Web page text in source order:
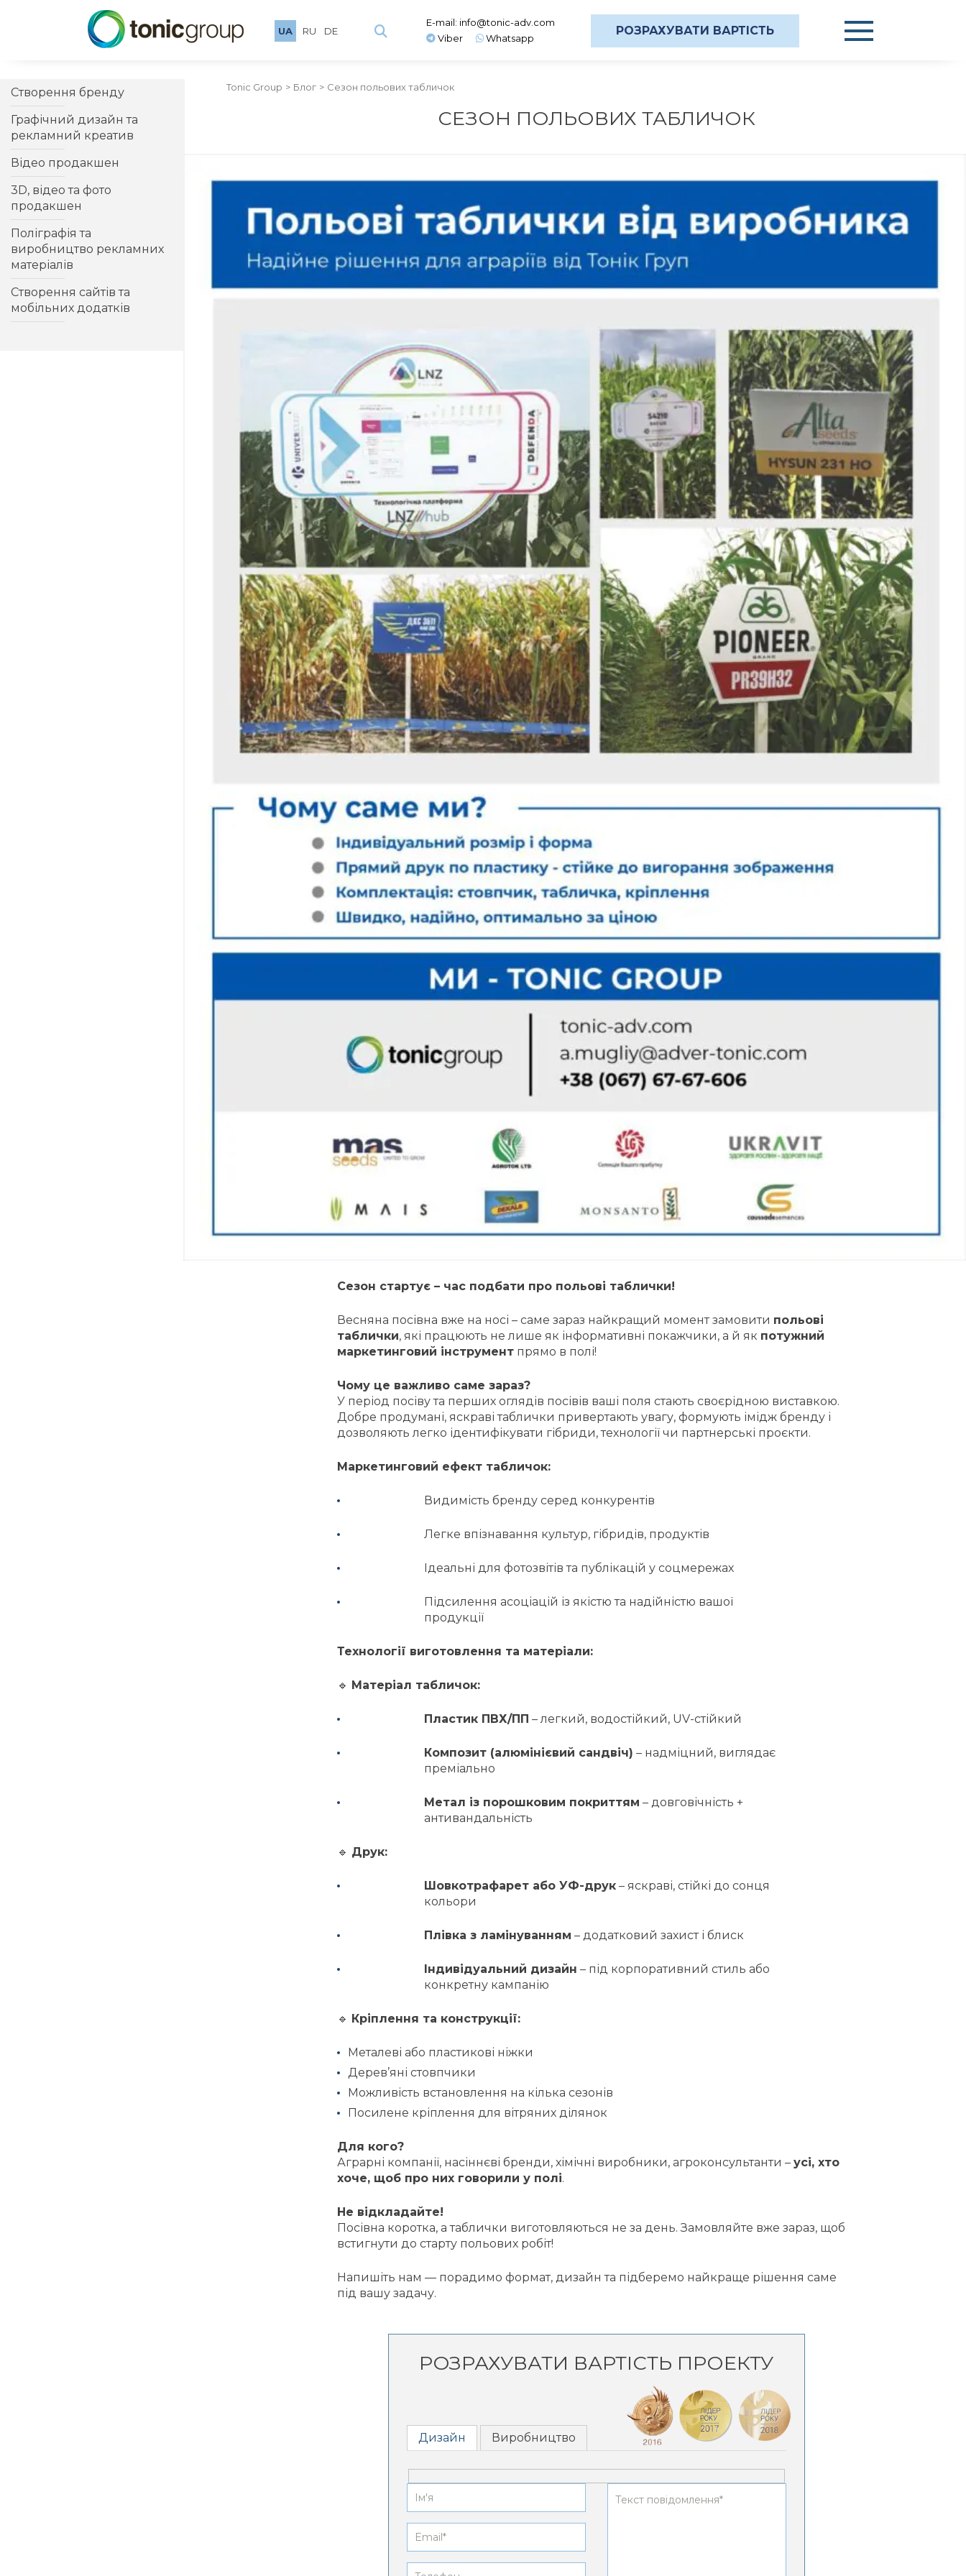
UA RU DE
E-mail: info@tonic-adv.com
Viber
Whatsapp
РОЗРАХУВАТИ ВАРТІСТЬ
Створення бренду
Графічний дизайн та
рекламний креатив
Відео продакшен
3D, відео та фото
продакшен
Поліграфія та
виробництво рекламних
матеріалів
Створення сайтів та
мобільних додатків
Tonic Group Блог Сезон польових табличок
СЕЗОН ПОЛЬОВИХ ТАБЛИЧОК
Сезон стартує – час подбати про польові таблички!
Весняна посівна вже на носі – саме зараз найкращий момент замовити польові
таблички, які працюють не лише як інформативні покажчики, а й як потужний
маркетинговий інструмент прямо в полі!
Чому це важливо саме зараз?
У період посіву та перших оглядів посівів ваші поля стають своєрідною виставкою.
Добре продумані, яскраві таблички привертають увагу, формують імідж бренду і
дозволяють легко ідентифікувати гібриди, технології чи партнерські проєкти.
Маркетинговий ефект табличок:
Видимість бренду серед конкурентів
Легке впізнавання культур, гібридів, продуктів
Ідеальні для фотозвітів та публікацій у соцмережах
Підсилення асоціацій із якістю та надійністю вашої
продукції
Технології виготовлення та матеріали:
🔹 Матеріал табличок:
Пластик ПВХ/ПП – легкий, водостійкий, UV-стійкий
Композит (алюмінієвий сандвіч) – надміцний, виглядає
преміально
Метал із порошковим покриттям – довговічність +
антивандальність
🔹 Друк:
Шовкотрафарет або УФ-друк – яскраві, стійкі до сонця
кольори
Плівка з ламінуванням – додатковий захист і блиск
Індивідуальний дизайн – під корпоративний стиль або
конкретну кампанію
🔹 Кріплення та конструкції:
Металеві або пластикові ніжки
Дерев’яні стовпчики
Можливість встановлення на кілька сезонів
Посилене кріплення для вітряних ділянок
Для кого?
Аграрні компанії, насіннєві бренди, хімічні виробники, агроконсультанти –усі, хто
хоче, щоб про них говорили у полі.
Не відкладайте!
Посівна коротка, а таблички виготовляються не за день. Замовляйте вже зараз, щоб
встигнути до старту польових робіт!
Напишіть нам — порадимо формат, дизайн та підберемо найкраще рішення саме
під вашу задачу.
РОЗРАХУВАТИ ВАРТІСТЬ ПРОЕКТУ
Дизайн Виробництво